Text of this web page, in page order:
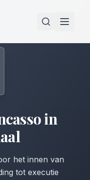
in
het innen van
tot executie